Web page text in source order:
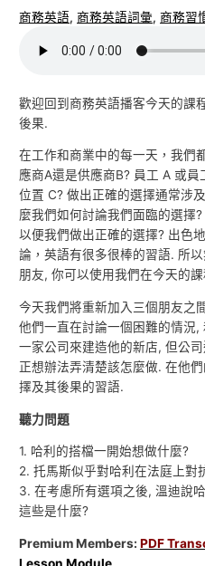
商務英語,商務英語詞彙,商務習
歡迎回到商務英語播客今天的課
後果.
在工作和商業中的每一天，我們
應商A還是供應商B? 員工 A 或
位置 C? 做出正確的選擇通常涉
麼我們如何討論我們面臨的選擇
以便我們做出正確的選擇? 出色
論，英語有很多很棒的習語. 所
朋友, 你可以使用我們在今天的
今天我們將重新加入三個朋友之
他們一直在討論一個困難的情況
一家公司來建造他的新店, 但公
正想辦法弄清楚該怎麼做. 在他
擇及其後果的習語.
聽力問題
1. 哈利的搭檔一開始想做什麼?
2. 托馬斯似乎對哈利在法庭上對
3. 在考慮所有選項之後, 溫迪說
這些是什麼?
Premium Members:PDF